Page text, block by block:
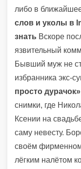
либо в
слов и уколы в
знать Вскоре
язвительный
Бывший муж не
избранника экс-
просто дурачок»
снимки, где
Ксении на
саму невесту.
своём
лёгким налётом